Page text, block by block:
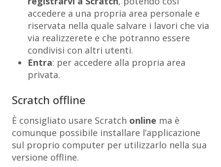
accedere a una propria area personale e
riservata nella quale salvare i lavori che via
via realizzerete e che potranno essere
condivisi con altri utenti.
Entra: per accedere alla propria area
privata.
Scratch offline
È consigliato usare Scratch online ma è
comunque possibile installare l’applicazione
sul proprio computer per utilizzarlo nella sua
versione offline.